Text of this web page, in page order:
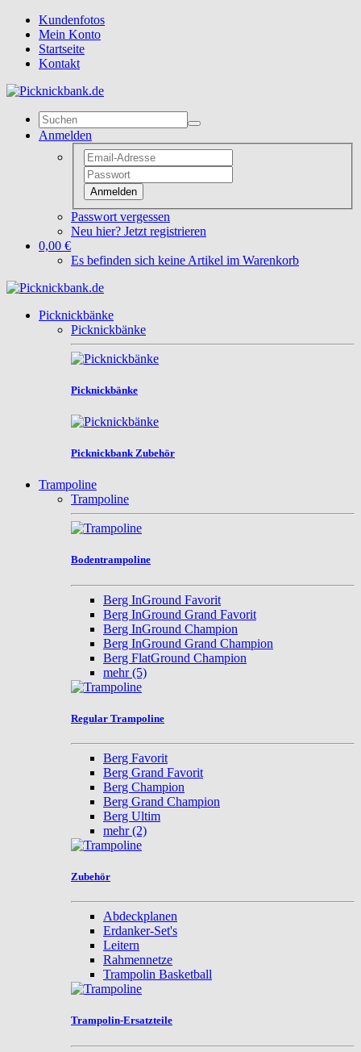
Kundenfotos
Mein Konto
Startseite
Kontakt
Anmelden
Anmelden
Passwort vergessen
Neu hier? Jetzt registrieren
0,00 €
Es befinden sich keine Artikel im Warenkorb
Picknickbänke
Picknickbänke
Picknickbänke
Picknickbank Zubehör
Trampoline
Trampoline
Bodentrampoline
Berg InGround Favorit
Berg InGround Grand Favorit
Berg InGround Champion
Berg InGround Grand Champion
Berg FlatGround Champion
mehr(5)
Regular Trampoline
Berg Favorit
Berg Grand Favorit
Berg Champion
Berg Grand Champion
Berg Ultim
mehr(2)
Zubehör
Abdeckplanen
Erdanker-Set's
Leitern
Rahmennetze
Trampolin Basketball
Trampolin-Ersatzteile